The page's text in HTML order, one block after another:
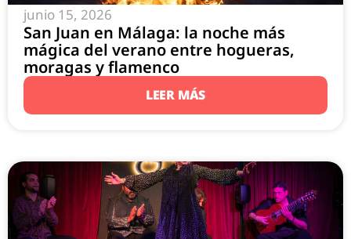
junio 15, 2026
San Juan en Málaga: la noche más
mágica del verano entre hogueras,
moragas y flamenco
LEER MÁS